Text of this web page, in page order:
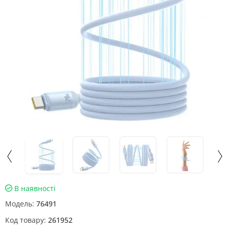
В наявності
Модель: 76491
Код товару: 261952